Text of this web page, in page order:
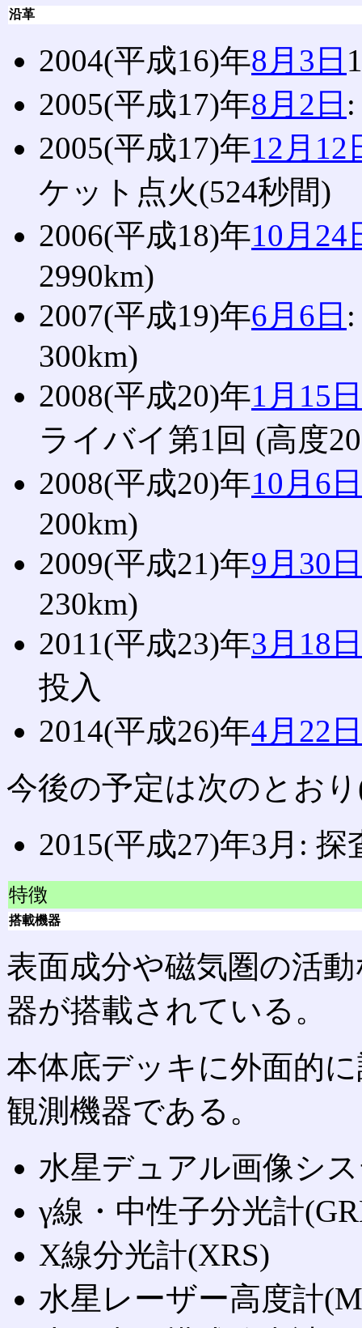
沿革
2004(平成16)年8月3日
2005(平成17)年8月2日
2005(平成17)年12月12
ケット点火(524秒間)
2006(平成18)年10月24
2990km)
2007(平成19)年6月6日
300km)
2008(平成20)年1月15日
ライバイ第1回 (高度
2008(平成20)年10月6日
200km)
2009(平成21)年9月30日
230km)
2011(平成23)年3月18日
投入
2014(平成26)年4月22日
今後の予定は次のとお
2015(平成27)年3月: 探
特徴
搭載機器
表面成分や磁気圏の活
器が搭載されている。
本体底デッキに外面的
観測機器である。
水星デュアル画像シ
γ線・中性子分光計
X線分光計(XRS)
水星レーザー高度計